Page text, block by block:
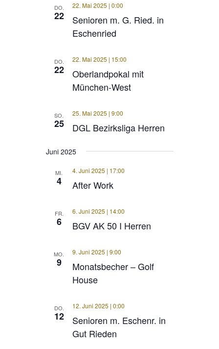
DO.
22
Senioren m. G. Ried. in
Eschenried
22. Mai 2025 | 0:00
DO.
22
Oberlandpokal mit
München-West
22. Mai 2025 | 15:00
SO.
25 DGL Bezirksliga Herren
25. Mai 2025 | 9:00
Juni 2025
MI.
4 After Work
4. Juni 2025 | 17:00
FR.
6 BGV AK 50 I Herren
6. Juni 2025 | 14:00
MO.
9
Monatsbecher – Golf
House
9. Juni 2025 | 9:00
DO.
12
Senioren m. Eschenr. in
Gut Rieden
12. Juni 2025 | 0:00